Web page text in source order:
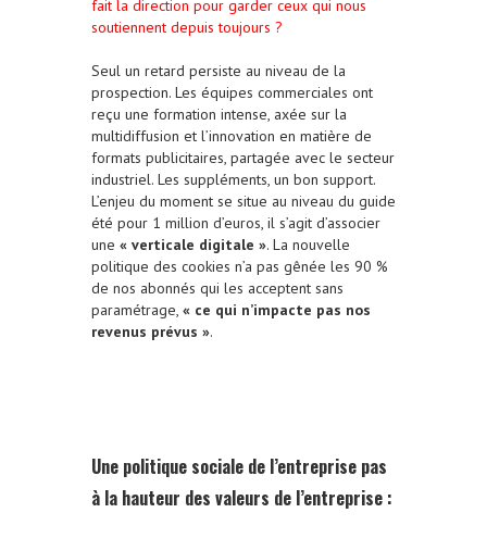
fait la direction pour garder ceux qui nous
soutiennent depuis toujours ?
Seul un retard persiste au niveau de la
prospection. Les équipes commerciales ont
reçu une formation intense, axée sur la
multidiffusion et l’innovation en matière de
formats publicitaires, partagée avec le secteur
industriel. Les suppléments, un bon support.
L’enjeu du moment se situe au niveau du guide
été pour 1 million d’euros, il s’agit d’associer
une « verticale digitale ». La nouvelle
politique des cookies n’a pas gênée les 90 %
de nos abonnés qui les acceptent sans
paramétrage, « ce qui n’impacte pas nos
revenus prévus ».
Une politique sociale de l’entreprise pas
à la hauteur des valeurs de l’entreprise :